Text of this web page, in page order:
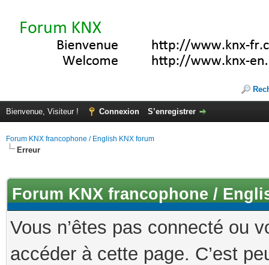
Bienvenue, Visiteur ! Connexion S’enregistrer
Forum KNX francophone / English KNX forum
Erreur
Forum KNX francophone /
Vous n’êtes pas connecté ou
accéder à cette page. C’est